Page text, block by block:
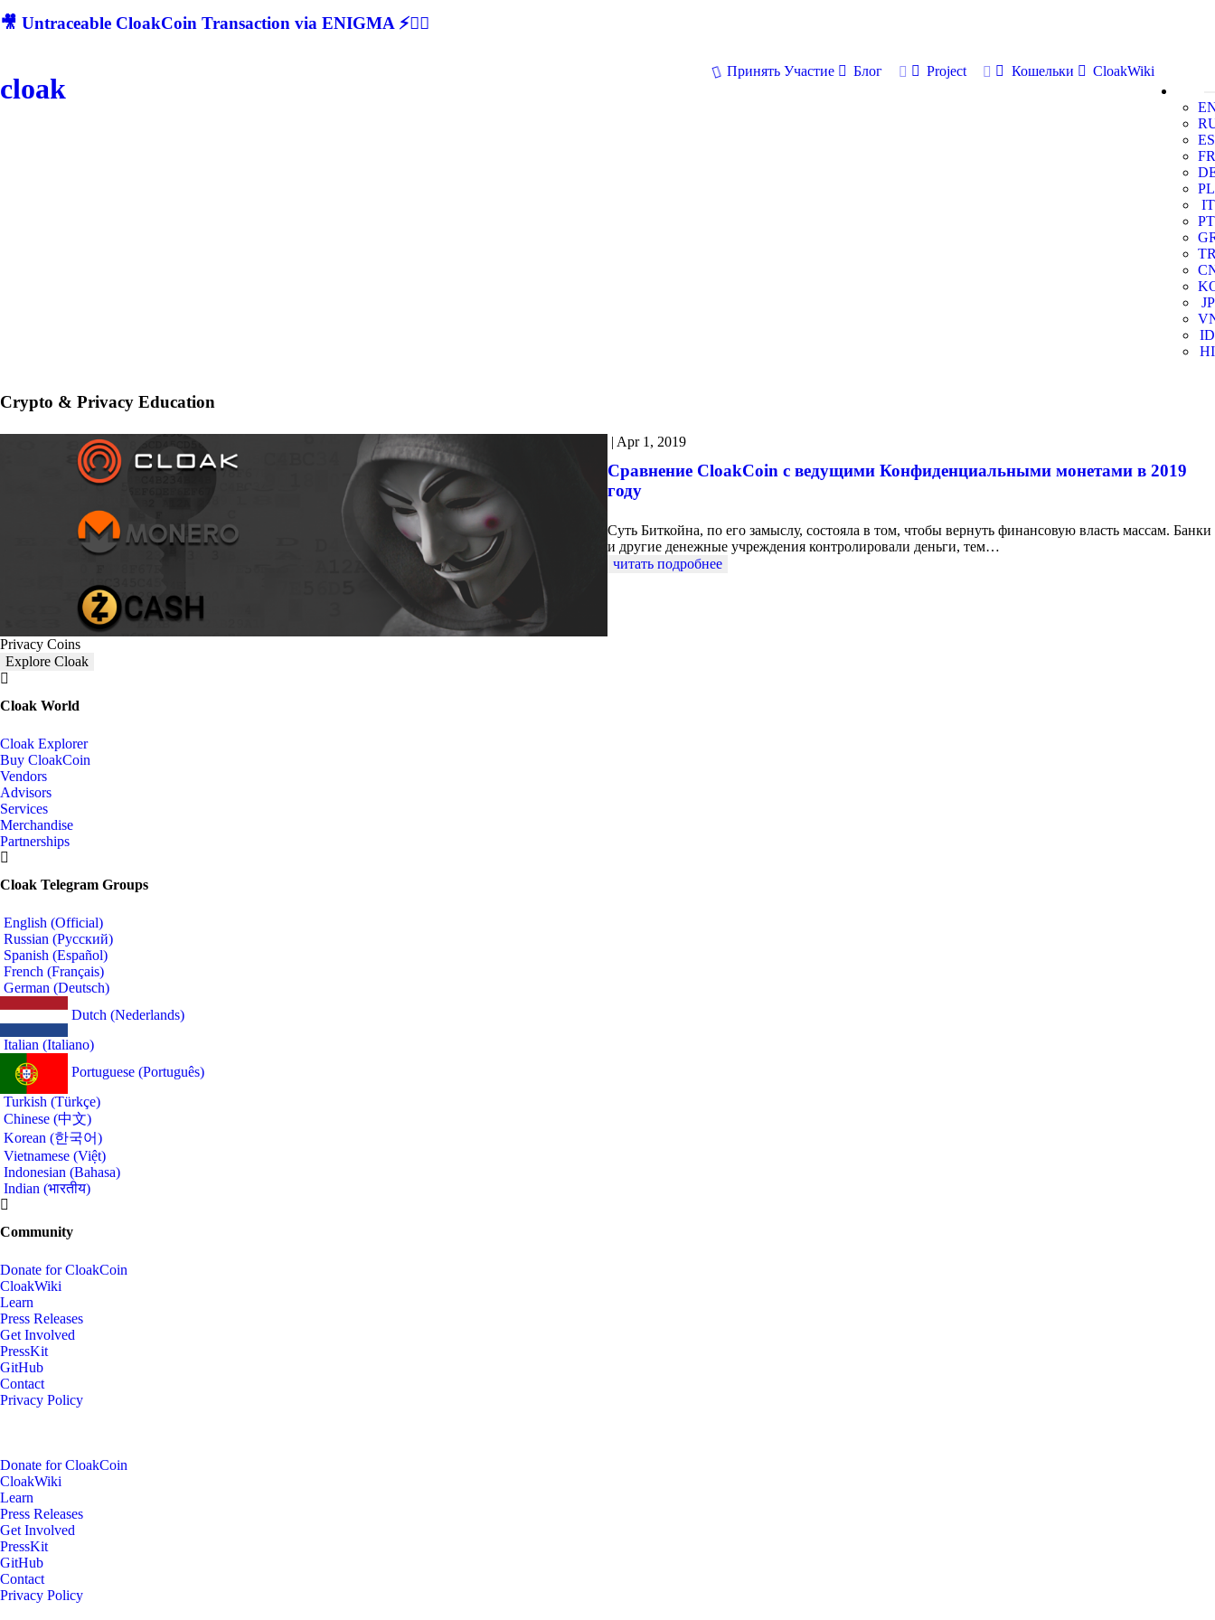
🎥 Untraceable CloakCoin Transaction via ENIGMA ⚡🕵‍♂
cloak
Принять Участие Блог Project Кошельки
CloakWiki
ES
FR
PL
IT
PT
JP
ID
HI
Crypto & Privacy Education
Privacy Coins
| Apr 1, 2019
Сравнение CloakCoin с ведущими Конфиденциальными монетами в 2019
году
Суть Биткойна, по его замыслу, состояла в том, чтобы вернуть финансовую власть массам. Банки
и другие денежные учреждения контролировали деньги, тем…
читать подробнее
Explore Cloak
Cloak World
Cloak Explorer
Buy CloakCoin
Vendors
Advisors
Services
Merchandise
Partnerships
Cloak Telegram Groups
English (Official)
Russian (Русский)
Spanish (Español)
French (Français)
German (Deutsch)
Dutch (Nederlands)
Italian (Italiano)
Portuguese (Português)
Turkish (Türkçe)
Chinese (中文)
Korean (한국어)
Vietnamese (Việt)
Indonesian (Bahasa)
Indian (भारतीय)
Community
Donate for CloakCoin
CloakWiki
Learn
Press Releases
Get Involved
PressKit
GitHub
Contact
Privacy Policy
Donate for CloakCoin
CloakWiki
Learn
Press Releases
Get Involved
PressKit
GitHub
Contact
Privacy Policy